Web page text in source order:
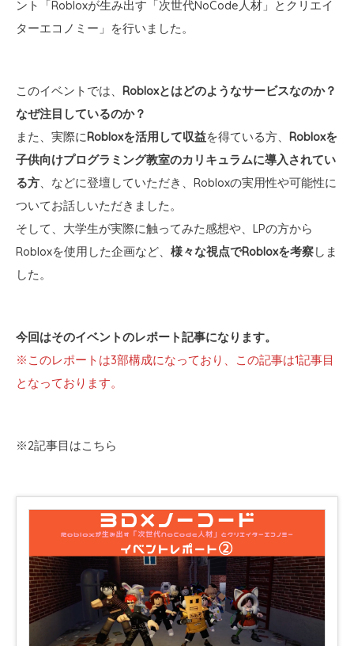
ント「Robloxが生み出す「次世代NoCode人材」とクリエイ
ターエコノミー」を行いました。
このイベントでは、 Robloxとはどのようなサービスなのか？
なぜ注目しているのか？
また、実際にRobloxを活用して収益を得ている方、 Robloxを
子供向けプログラミング教室のカリキュラムに導入されてい
る方、などに登壇していただき、Robloxの実用性や可能性に
ついてお話しいただきました。
そして、大学生が実際に触ってみた感想や、LPの方から
Robloxを使用した企画など、 様々な視点でRobloxを考察しま
した。
今回はそのイベントのレポート記事になります。
※このレポートは3部構成になっており、この記事は1記事目
となっております。
※2記事目はこちら